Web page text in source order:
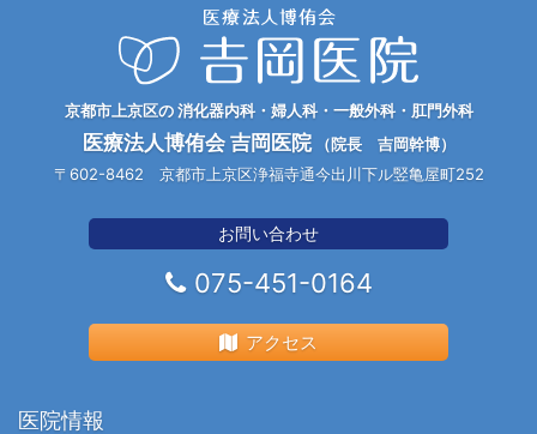
京都市上京区の 消化器内科・婦人科・一般外科・肛門外科
医療法人博侑会 吉岡医院（院長 吉岡幹博）
〒602-8462 京都市上京区浄福寺通今出川下ル竪亀屋町252
お問い合わせ
075-451-0164
アクセス
医院情報